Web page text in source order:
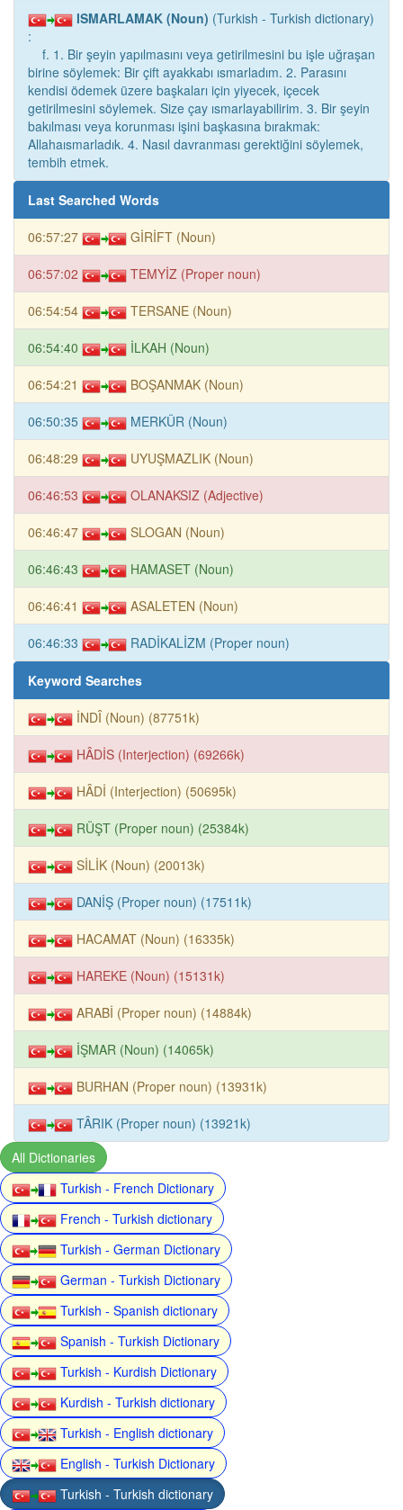
ISMARLAMAK (Noun) (Turkish - Turkish dictionary)
:
f. 1. Bir şeyin yapılmasını veya getirilmesini bu işle uğraşan
birine söylemek: Bir çift ayakkabı ısmarladım. 2. Parasını
kendisi ödemek üzere başkaları için yiyecek, içecek
getirilmesini söylemek. Size çay ısmarlayabilirim. 3. Bir şeyin
bakılması veya korunması işini başkasına bırakmak:
Allahaısmarladık. 4. Nasıl davranması gerektiğini söylemek,
tembih etmek.
Last Searched Words
06:57:27 GİRİFT (Noun)
06:57:02 TEMYİZ (Proper noun)
06:54:54 TERSANE (Noun)
06:54:40 İLKAH (Noun)
06:54:21 BOŞANMAK (Noun)
06:50:35 MERKÜR (Noun)
06:48:29 UYUŞMAZLIK (Noun)
06:46:53 OLANAKSIZ (Adjective)
06:46:47 SLOGAN (Noun)
06:46:43 HAMASET (Noun)
06:46:41 ASALETEN (Noun)
06:46:33 RADİKALİZM (Proper noun)
Keyword Searches
İNDÎ (Noun) (87751k)
HÂDİS (Interjection) (69266k)
HÂDİ (Interjection) (50695k)
RÜŞT (Proper noun) (25384k)
SİLİK (Noun) (20013k)
DANİŞ (Proper noun) (17511k)
HACAMAT (Noun) (16335k)
HAREKE (Noun) (15131k)
ARABİ (Proper noun) (14884k)
İŞMAR (Noun) (14065k)
BURHAN (Proper noun) (13931k)
TÂRIK (Proper noun) (13921k)
All Dictionaries
Turkish - French Dictionary
French - Turkish dictionary
Turkish - German Dictionary
German - Turkish Dictionary
Turkish - Spanish dictionary
Spanish - Turkish Dictionary
Turkish - Kurdish Dictionary
Kurdish - Turkish dictionary
Turkish - English dictionary
English - Turkish Dictionary
Turkish - Turkish dictionary